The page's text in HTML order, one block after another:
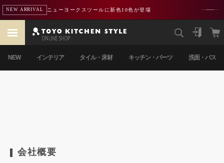
NEW ARRIVAL ニューヨークスツールに新色10色が登場
NEW インテリア タイル・床材 キッチン・パーツ 洗面・バス
会社概要